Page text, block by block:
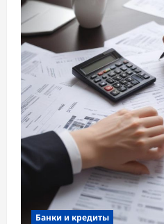
Банки и кредиты